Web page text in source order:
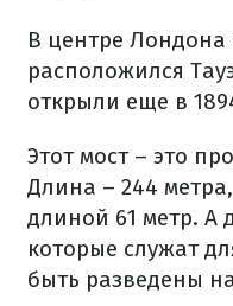
В центре Лондона
расположился
открыли еще в
Этот мост – это
Длина – 244
длиной 61 метр. А
которые служат
быть разведены